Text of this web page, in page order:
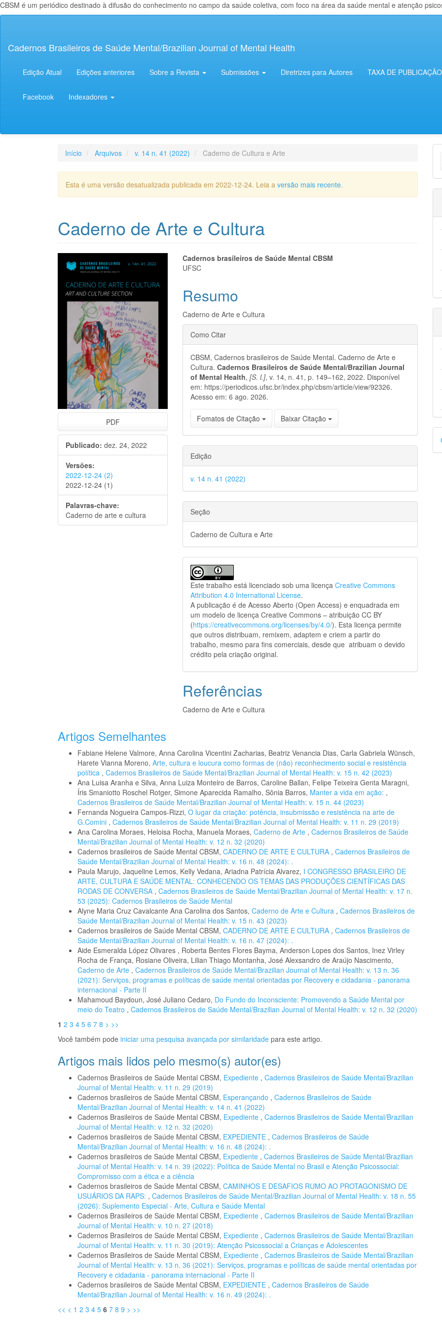
CBSM é um periódico destinado à difusão do conhecimento no campo da saúde coletiva, com foco na área da saúde mental e atenção
principal
Lateral
Cadernos Brasileiros de Saúde Mental/Brazilian Journal of Mental Health
Edição Atual Edições anteriores Sobre a Revista Submissões Diretrizes para Autores TAXA DE PUBLICAÇÃO
Facebook Indexadores
Início Arquivos v. 14 n. 41 (2022) Caderno de Cultura e Arte
Esta é uma versão desatualizada publicada em 2022-12-24. Leia a versão mais recente.
Caderno de Arte e Cultura
Barra
lateral
de
artigos
PDF
Publicado: dez. 24, 2022
Versões:
2022-12-24 (2)
2022-12-24 (1)
Palavras-chave:
Caderno de arte e cultura
Conteúdo
artigo
principal
Cadernos brasileiros de Saúde Mental CBSM
UFSC
Resumo
Caderno de Arte e Cultura
Detalhes
do
artigo
Como Citar
CBSM, Cadernos brasileiros de Saúde Mental. Caderno de Arte e
Cultura.Cadernos Brasileiros de Saúde Mental/Brazilian Journal
of Mental Health,[S. l.], v. 14, n. 41, p. 149–162, 2022. Disponível
em: https://periodicos.ufsc.br/index.php/cbsm/article/view/92326.
Acesso em: 6 ago. 2026.
Fomatos de Citação Baixar Citação
Edição
v. 14 n. 41 (2022)
Seção
Caderno de Cultura e Arte
Este trabalho está licenciado sob uma licençaCreative Commons
Attribution 4.0 International License.
A publicação é de Acesso Aberto (Open Access) e enquadrada em
um modelo de licença Creative Commons – atribuição CC BY
(https://creativecommons.org/licenses/by/4.0/). Esta licença permite
que outros distribuam, remixem, adaptem e criem a partir do
trabalho, mesmo para fins comerciais, desde que atribuam o devido
crédito pela criação original.
Referências
Caderno de Arte e Cultura
Artigos Semelhantes
Fabiane Helene Valmore, Anna Carolina Vicentini Zacharias, Beatriz Venancia Dias, Carla Gabriela Wünsch,
Harete Vianna Moreno, Arte, cultura e loucura como formas de (não) reconhecimento social e resistência
política , Cadernos Brasileiros de Saúde Mental/Brazilian Journal of Mental Health: v. 15 n. 42 (2023)
Ana Luisa Aranha e Silva, Anna Luiza Monteiro de Barros, Caroline Ballan, Felipe Teixeira Genta Maragni,
Íris Smaniotto Roschel Rotger, Simone Aparecida Ramalho, Sônia Barros, Manter a vida em ação: ,
Cadernos Brasileiros de Saúde Mental/Brazilian Journal of Mental Health: v. 15 n. 44 (2023)
Fernanda Nogueira Campos-Rizzi, O lugar da criação: potência, insubmissão e resistência na arte de
G.Comini , Cadernos Brasileiros de Saúde Mental/Brazilian Journal of Mental Health: v. 11 n. 29 (2019)
Ana Carolina Moraes, Heloisa Rocha, Manuela Moraes, Caderno de Arte , Cadernos Brasileiros de Saúde
Mental/Brazilian Journal of Mental Health: v. 12 n. 32 (2020)
Cadernos brasileiros de Saúde Mental CBSM, CADERNO DE ARTE E CULTURA , Cadernos Brasileiros de
Saúde Mental/Brazilian Journal of Mental Health: v. 16 n. 48 (2024): .
Paula Marujo, Jaqueline Lemos, Kelly Vedana, Ariadna Patrícia Alvarez, I CONGRESSO BRASILEIRO DE
ARTE, CULTURA E SAÚDE MENTAL: CONHECENDO OS TEMAS DAS PRODUÇÕES CIENTÍFICAS DAS
RODAS DE CONVERSA , Cadernos Brasileiros de Saúde Mental/Brazilian Journal of Mental Health: v. 17 n.
53 (2025): Cadernos Brasileiros de Saúde Mental
Alyne Maria Cruz Cavalcante Ana Carolina dos Santos, Caderno de Arte e Cultura , Cadernos Brasileiros de
Saúde Mental/Brazilian Journal of Mental Health: v. 15 n. 43 (2023)
Cadernos brasileiros de Saúde Mental CBSM, CADERNO DE ARTE E CULTURA , Cadernos Brasileiros de
Saúde Mental/Brazilian Journal of Mental Health: v. 16 n. 47 (2024): .
Aide Esmeralda López Olivares , Roberta Bentes Flores Bayma, Anderson Lopes dos Santos, Inez Virley
Rocha de França, Rosiane Oliveira, Lilian Thiago Montanha, José Alexsandro de Araújo Nascimento,
Caderno de Arte , Cadernos Brasileiros de Saúde Mental/Brazilian Journal of Mental Health: v. 13 n. 36
(2021): Serviços, programas e políticas de saúde mental orientadas por Recovery e cidadania - panorama
internacional - Parte II
Mahamoud Baydoun, José Juliano Cedaro, Do Fundo do Inconsciente: Promovendo a Saúde Mental por
meio do Teatro , Cadernos Brasileiros de Saúde Mental/Brazilian Journal of Mental Health: v. 12 n. 32 (2020)
1 2 3 4 5 6 7 8 > >>
Você também pode iniciar uma pesquisa avançada por similaridade para este artigo.
Artigos mais lidos pelo mesmo(s) autor(es)
Cadernos Brasileiros de Saúde Mental CBSM, Expediente , Cadernos Brasileiros de Saúde Mental/Brazilian
Journal of Mental Health: v. 11 n. 29 (2019)
Cadernos brasileiros de Saúde Mental CBSM, Esperançando , Cadernos Brasileiros de Saúde
Mental/Brazilian Journal of Mental Health: v. 14 n. 41 (2022)
Cadernos Brasileiros de Saúde Mental CBSM, Expediente , Cadernos Brasileiros de Saúde Mental/Brazilian
Journal of Mental Health: v. 12 n. 32 (2020)
Cadernos brasileiros de Saúde Mental CBSM, EXPEDIENTE , Cadernos Brasileiros de Saúde
Mental/Brazilian Journal of Mental Health: v. 16 n. 48 (2024): .
Cadernos brasileiros de Saúde Mental CBSM, Expediente , Cadernos Brasileiros de Saúde Mental/Brazilian
Journal of Mental Health: v. 14 n. 39 (2022): Política de Saúde Mental no Brasil e Atenção Psicossocial:
Compromisso com a ética e a ciência
Cadernos brasileiros de Saúde Mental CBSM, CAMINHOS E DESAFIOS RUMO AO PROTAGONISMO DE
USUÁRIOS DA RAPS: , Cadernos Brasileiros de Saúde Mental/Brazilian Journal of Mental Health: v. 18 n. 55
(2026): Suplemento Especial - Arte, Cultura e Saúde Mental
Cadernos Brasileiros de Saúde Mental CBSM, Expediente , Cadernos Brasileiros de Saúde Mental/Brazilian
Journal of Mental Health: v. 10 n. 27 (2018)
Cadernos Brasileiros de Saúde Mental CBSM, Expediente , Cadernos Brasileiros de Saúde Mental/Brazilian
Journal of Mental Health: v. 11 n. 30 (2019): Atenção Psicossocial a Crianças e Adolescentes
Cadernos Brasileiros de Saúde Mental CBSM, Expediente , Cadernos Brasileiros de Saúde Mental/Brazilian
Journal of Mental Health: v. 13 n. 36 (2021): Serviços, programas e políticas de saúde mental orientadas por
Recovery e cidadania - panorama internacional - Parte II
Cadernos brasileiros de Saúde Mental CBSM, EXPEDIENTE , Cadernos Brasileiros de Saúde
Mental/Brazilian Journal of Mental Health: v. 16 n. 49 (2024): .
<< < 1 2 3 4 5 6 7 8 9 > >>